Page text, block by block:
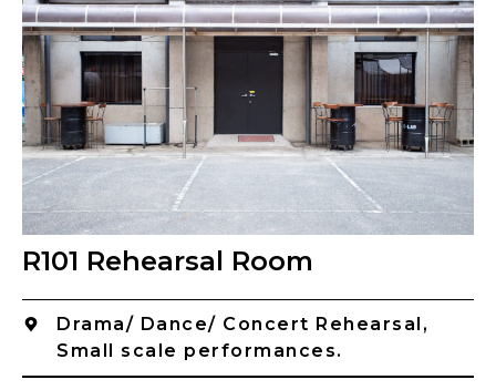
R101 Rehearsal Room
Drama/ Dance/ Concert Rehearsal,
Small scale performances.